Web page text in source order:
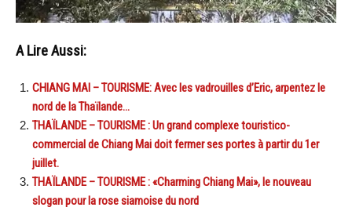
A Lire Aussi:
CHIANG MAI – TOURISME: Avec les vadrouilles d’Eric, arpentez le
nord de la Thaïlande…
THAÏLANDE – TOURISME : Un grand complexe touristico-
commercial de Chiang Mai doit fermer ses portes à partir du 1er
juillet.
THAÏLANDE – TOURISME : «Charming Chiang Mai», le nouveau
slogan pour la rose siamoise du nord